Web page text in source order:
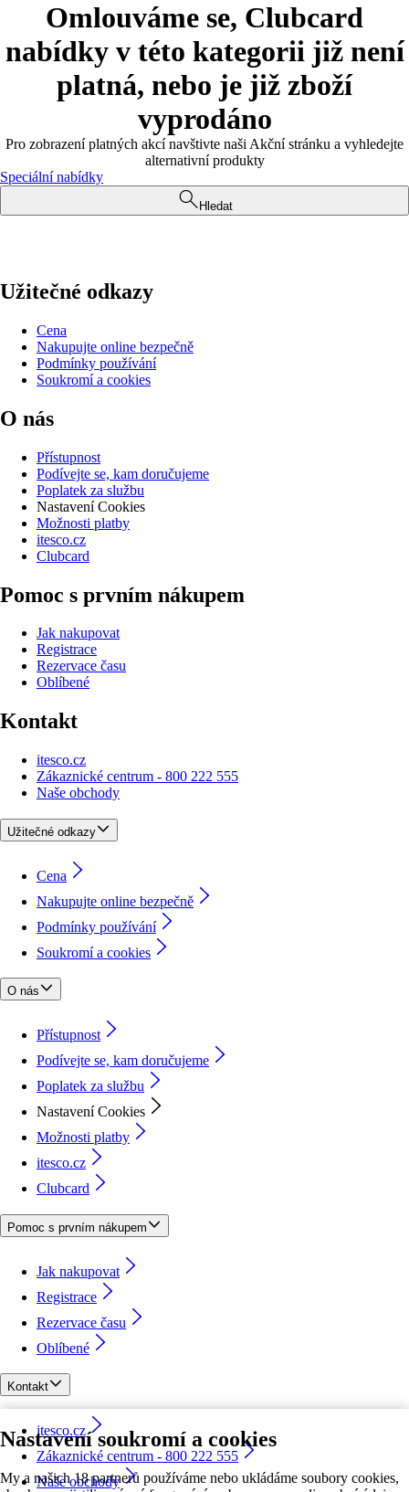
Nastavení soukromí a cookies
My a našich 18 partnerů používáme nebo ukládáme soubory cookies,
Omlouváme se, Clubcard
nabídky v této kategorii již není
platná, nebo je již zboží
vyprodáno
Pro zobrazení platných akcí navštivte naši Akční stránku a vyhledejte
alternativní produkty
Speciální nabídky
Hledat
Užitečné odkazy
Cena
Nakupujte online bezpečně
Podmínky používání
Soukromí a cookies
O nás
Přístupnost
Podívejte se, kam doručujeme
Poplatek za službu
Nastavení Cookies
Možnosti platby
itesco.cz
Clubcard
Pomoc s prvním nákupem
Jak nakupovat
Registrace
Rezervace času
Oblíbené
Kontakt
itesco.cz
Zákaznické centrum - 800 222 555
Naše obchody
Užitečné odkazy
Cena
Nakupujte online bezpečně
Podmínky používání
Soukromí a cookies
O nás
Přístupnost
Podívejte se, kam doručujeme
Poplatek za službu
Nastavení Cookies
Možnosti platby
itesco.cz
Clubcard
Pomoc s prvním nákupem
Jak nakupovat
Registrace
Rezervace času
Oblíbené
Kontakt
itesco.cz
Zákaznické centrum - 800 222 555
Naše obchody